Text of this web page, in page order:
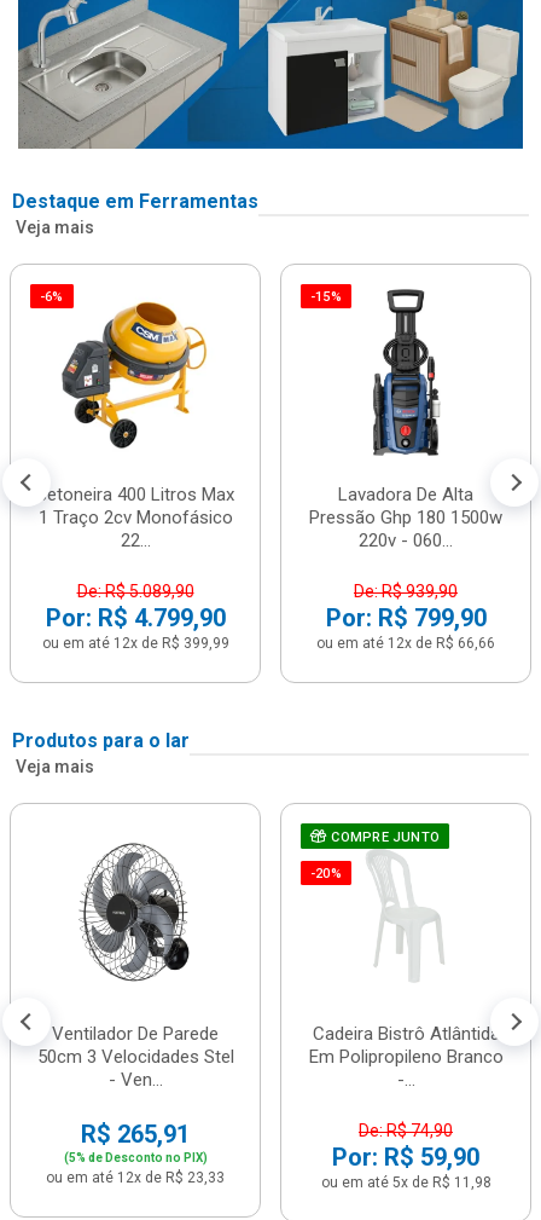
Destaque em Ferramentas
Veja mais
-6%
Betoneira 400 Litros Max
1 Traço 2cv Monofásico
22...
De: R$ 5.089,90
Por: R$ 4.799,90
ou em até 12x de R$ 399,99
-15%
Lavadora De Alta
Pressão Ghp 180 1500w
220v - 060...
De: R$ 939,90
Por: R$ 799,90
ou em até 12x de R$ 66,66
Produtos para o lar
Veja mais
Ventilador De Parede
50cm 3 Velocidades Stel
- Ven...
R$ 265,91
(5% de Desconto no PIX)
ou em até 12x de R$ 23,33
COMPRE JUNTO
-20%
Cadeira Bistrô Atlântida
Em Polipropileno Branco
-...
De: R$ 74,90
Por: R$ 59,90
ou em até 5x de R$ 11,98